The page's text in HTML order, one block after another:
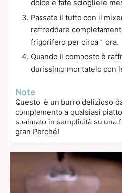
dolce e fate sciogliere
Passate il tutto con il
raffreddare
frigorifero per circa 1 ora.
Quando il composto è
durissimo montatelo con
Note
Questo è un burro delizioso
complemento a qualsiasi
spalmato in semplicità su una
gran Perché!